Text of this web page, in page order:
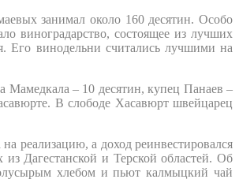
занимал около 160 десятин. Особо
виноградарство, состоящее из лучших
Его винодельни считались лучшими на
Мамедкала – 10 десятин, купец Панаев –
В слободе Хасавюрт швейцарец
реализацию, а доход реинвестировался
Дагестанской и Терской областей. Об
хлебом и пьют калмыцкий чай